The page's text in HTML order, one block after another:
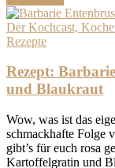
Rezepte
Rezept:
und Blaukraut
Wow, was ist das
schmackhafte Folge
gibt’s für euch rosa
Kartoffelgratin und